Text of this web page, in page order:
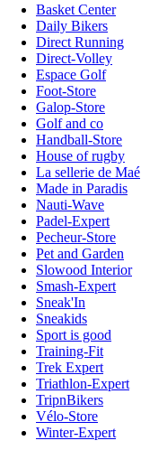
Basket Center
Daily Bikers
Direct Running
Direct-Volley
Espace Golf
Foot-Store
Galop-Store
Golf and co
Handball-Store
House of rugby
La sellerie de Maé
Made in Paradis
Nauti-Wave
Padel-Expert
Pecheur-Store
Pet and Garden
Slowood Interior
Smash-Expert
Sneak'In
Sneakids
Sport is good
Training-Fit
Trek Expert
Triathlon-Expert
TripnBikers
Vélo-Store
Winter-Expert